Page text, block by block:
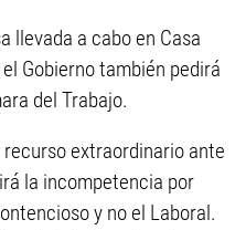
llevada a cabo en Casa
Gobierno también pedirá
del Trabajo.
extraordinario ante
la incompetencia por
y no el Laboral.